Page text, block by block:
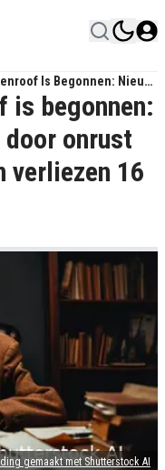
Is Begonnen: Nieuw
Onrust Op De Markt,
16 Procent!
gemaakt met Shutterstock AI
is begonnen:
onrust
verliezen 16